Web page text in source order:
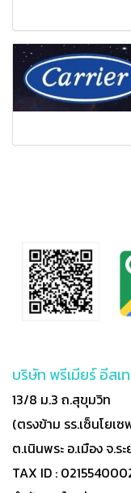
บริษัท พรีเมียร์ อีส
13/8 ม.3 ถ.สุขุมวิท
(ตรงข้าม รร.เซ็นโยเซ
ต.เนินพระ อ.เมือง จ.ร
TAX ID :